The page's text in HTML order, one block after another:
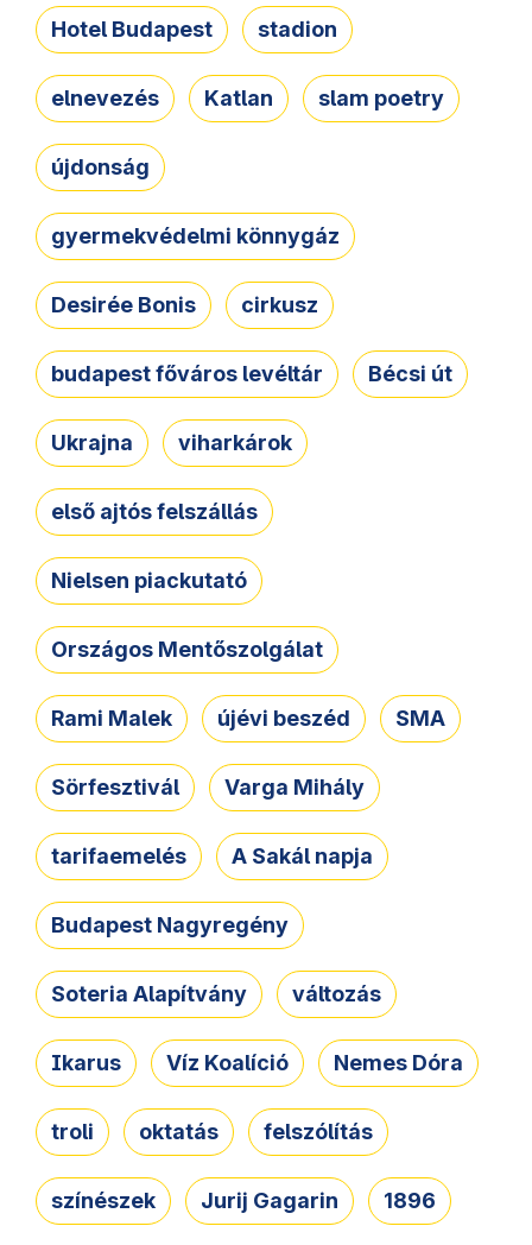
Hotel Budapest stadion
elnevezés Katlan slam poetry
újdonság
gyermekvédelmi könnygáz
Desirée Bonis cirkusz
budapest főváros levéltár Bécsi út
Ukrajna viharkárok
első ajtós felszállás
Nielsen piackutató
Országos Mentőszolgálat
Rami Malek újévi beszéd SMA
Sörfesztivál Varga Mihály
tarifaemelés A Sakál napja
Budapest Nagyregény
Soteria Alapítvány változás
Ikarus Víz Koalíció Nemes Dóra
troli oktatás felszólítás
színészek Jurij Gagarin 1896